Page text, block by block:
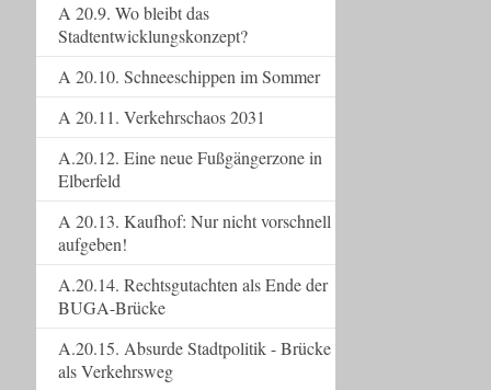
A 20.9. Wo bleibt das
Stadtentwicklungskonzept?
A 20.10. Schneeschippen im Sommer
A 20.11. Verkehrschaos 2031
A.20.12. Eine neue Fußgängerzone in
Elberfeld
A 20.13. Kaufhof: Nur nicht vorschnell
aufgeben!
A.20.14. Rechtsgutachten als Ende der
BUGA-Brücke
A.20.15. Absurde Stadtpolitik - Brücke
als Verkehrsweg